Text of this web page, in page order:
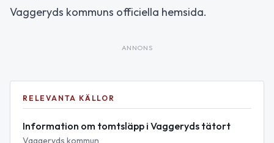
Vaggeryds kommuns officiella hemsida.
ANNONS
RELEVANTA KÄLLOR
Information om tomtsläpp i Vaggeryds tätort
Vaggeryds kommun